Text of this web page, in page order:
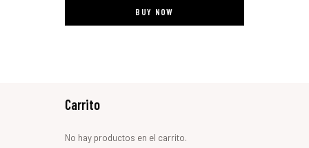
BUY NOW
Carrito
No hay productos en el carrito.